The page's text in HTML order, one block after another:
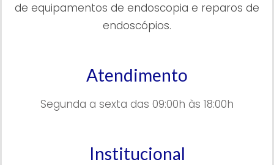
de equipamentos de endoscopia e reparos de
endoscópios.
Atendimento
Segunda a sexta das 09:00h às 18:00h
Institucional